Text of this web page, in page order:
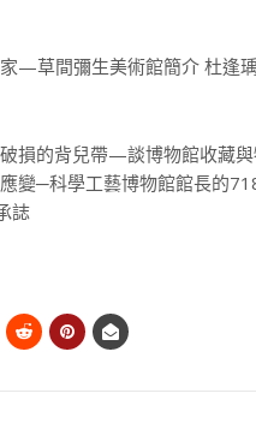
家—草間彌生美術館簡介 杜逢
破損的背兒帶—談博物館收藏
應變─科學工藝博物館館長的
誌